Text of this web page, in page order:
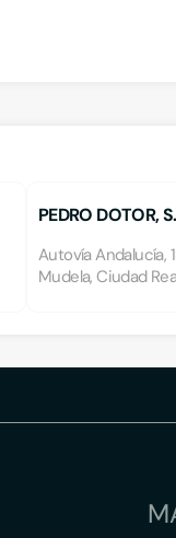
PEDRO DOTOR,
Autovía Andalucía,
Mudela, Ciudad